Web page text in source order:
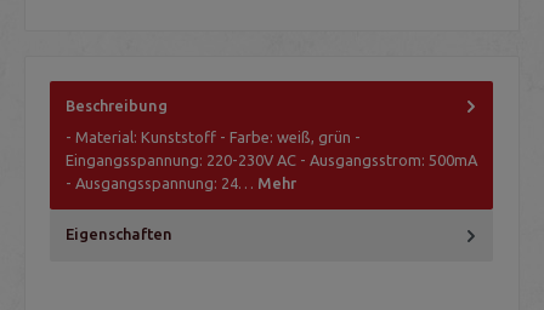
Beschreibung
- Material: Kunststoff - Farbe: weiß, grün -
Eingangsspannung: 220-230V AC - Ausgangsstrom: 500mA
- Ausgangsspannung: 24… Mehr
Eigenschaften